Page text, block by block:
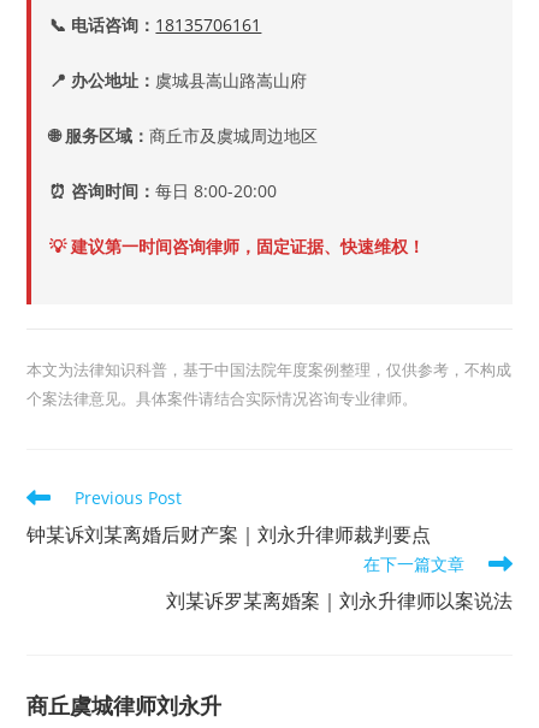
📞 电话咨询： 18135706161
📍 办公地址： 虞城县嵩山路嵩山府
🌐 服务区域：商丘市及虞城周边地区
⏰ 咨询时间：每日 8:00-20:00
💡 建议第一时间咨询律师，固定证据、快速维权！
本文为法律知识科普，基于中国法院年度案例整理，仅供参考，不构成
个案法律意见。具体案件请结合实际情况咨询专业律师。
Read
more
articles
Previous Post
钟某诉刘某离婚后财产案｜刘永升律师裁判要点
在下一篇文章
刘某诉罗某离婚案｜刘永升律师以案说法
商丘虞城律师刘永升